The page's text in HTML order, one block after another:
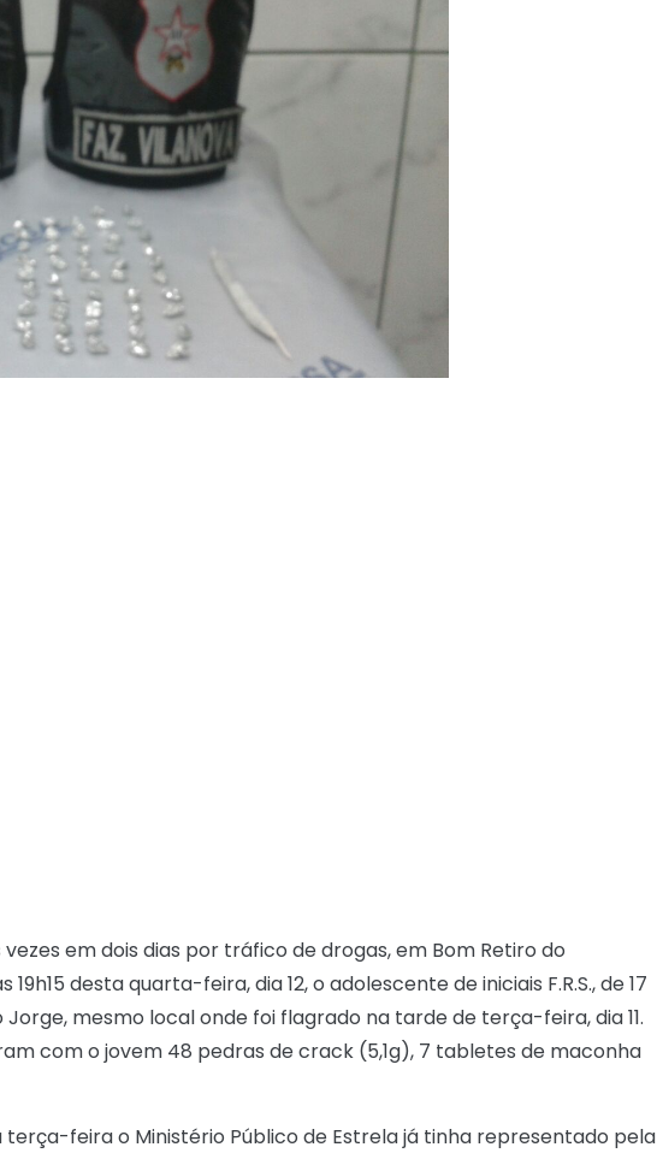
em dois dias por tráfico de drogas, em Bom Retiro do
desta quarta-feira, dia 12, o adolescente de iniciais F.R.S., de 17
mesmo local onde foi flagrado na tarde de terça-feira, dia 11.
com o jovem 48 pedras de crack (5,1g), 7 tabletes de maconha
feira o Ministério Público de Estrela já tinha representado pela